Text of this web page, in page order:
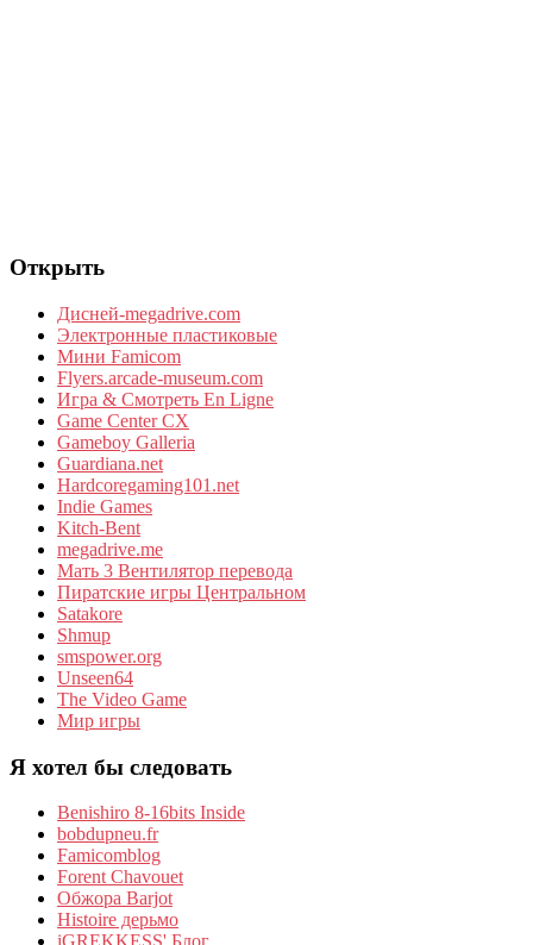
Открыть
Дисней-megadrive.com
Электронные пластиковые
Мини Famicom
Flyers.arcade-museum.com
Игра & Смотреть En Ligne
Game Center CX
Gameboy Galleria
Guardiana.net
Hardcoregaming101.net
Indie Games
Kitch-Bent
megadrive.me
Мать 3 Вентилятор перевода
Пиратские игры Центральном
Satakore
Shmup
smspower.org
Unseen64
The Video Game
Мир игры
Я хотел бы следовать
Benishiro 8-16bits Inside
bobdupneu.fr
Famicomblog
Forent Chavouet
Обжора Barjot
Histoire дерьмо